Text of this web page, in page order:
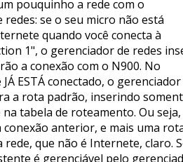
pouquinho a rede com o
redes: se o seu micro não está
quando você conecta à
1", o gerenciador de redes
a conexão com o N900. No
ESTÁ conectado, o
a rota padrão, inserindo
na tabela de roteamento. Ou seja,
conexão anterior, e mais uma
rede, que não é Internete, claro.
é gerenciável pelo